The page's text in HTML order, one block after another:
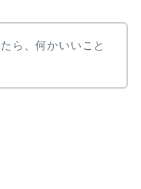
ら、何かいいこと